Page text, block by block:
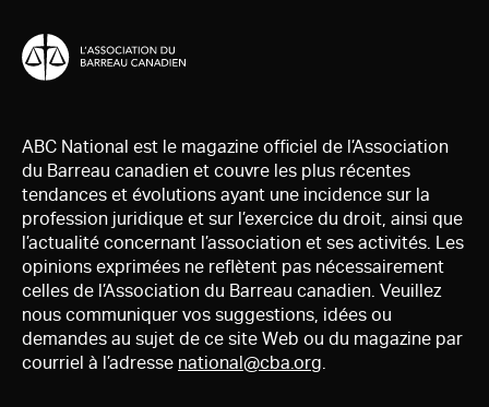
ABC National est le magazine officiel de l’Association
du Barreau canadien et couvre les plus récentes
tendances et évolutions ayant une incidence sur la
profession juridique et sur l’exercice du droit, ainsi que
l’actualité concernant l’association et ses activités. Les
opinions exprimées ne reflètent pas nécessairement
celles de l’Association du Barreau canadien. Veuillez
nous communiquer vos suggestions, idées ou
demandes au sujet de ce site Web ou du magazine par
courriel à l’adresse national@cba.org.